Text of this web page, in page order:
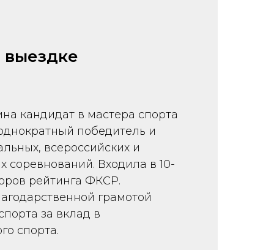
выездке
кандидат в мастера спорта
победитель и
всероссийских и
соревнований. Входила в 10-
рейтинга ФКСР.
грамотой
за вклад в
спорта.